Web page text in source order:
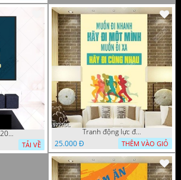
dong luc 23 1 2022 h
TẢI VỀ
Tranh động lực đoàn kết thành công
25.000 Đ
THÊM VÀO GIỎ